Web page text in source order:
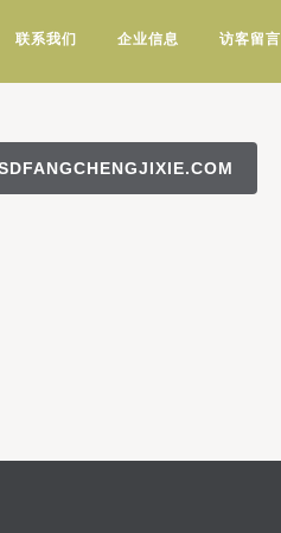
联系我们 企业信息 访客留言